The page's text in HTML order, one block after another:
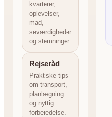
kvarterer,
oplevelser,
mad,
seværdigheder
og stemninger.
Rejseråd
Praktiske tips
om transport,
planlægning
og nyttig
forberedelse.